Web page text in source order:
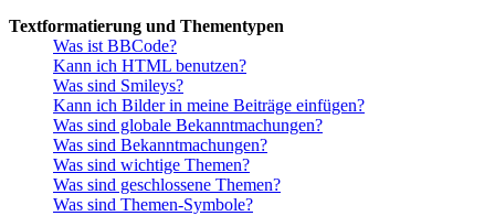
Textformatierung und Thementypen
Was ist BBCode?
Kann ich HTML benutzen?
Was sind Smileys?
Kann ich Bilder in meine Beiträge einfügen?
Was sind globale Bekanntmachungen?
Was sind Bekanntmachungen?
Was sind wichtige Themen?
Was sind geschlossene Themen?
Was sind Themen-Symbole?